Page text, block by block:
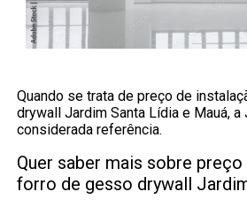
Quando se trata de preço de
drywall Jardim Santa Lídia e Mauá,
considerada referência.
Quer saber mais sobre
forro de gesso drywall